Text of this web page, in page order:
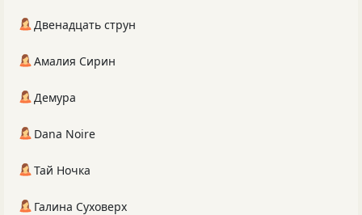
Двенадцать струн
Амалия Сирин
Демура
Dana Noire
Тай Ночка
Галина Суховерх